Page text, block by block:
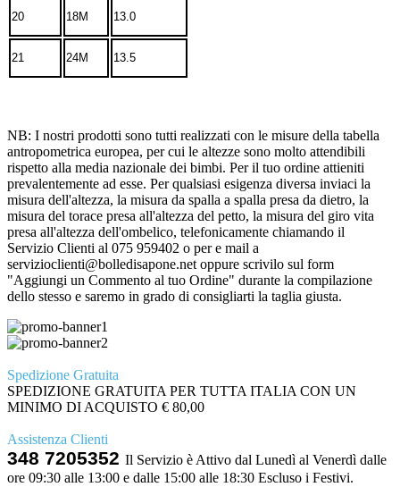
20 18M 13.0
21 24M 13.5
NB: I nostri prodotti sono tutti realizzati con le misure della tabella
antropometrica europea, per cui le altezze sono molto attendibili
rispetto alla media nazionale dei bimbi. Per il tuo ordine attieniti
prevalentemente ad esse. Per qualsiasi esigenza diversa inviaci la
misura dell'altezza, la misura da spalla a spalla presa da dietro, la
misura del torace presa all'altezza del petto, la misura del giro vita
presa all'altezza dell'ombelico, telefonicamente chiamando il
Servizio Clienti al 075 959402 o per e mail a
servizioclienti@bolledisapone.net oppure scrivilo sul form
"Aggiungi un Commento al tuo Ordine" durante la compilazione
dello stesso e saremo in grado di consigliarti la taglia giusta.
Spedizione Gratuita
SPEDIZIONE GRATUITA PER TUTTA ITALIA CON UN
MINIMO DI ACQUISTO € 80,00
Assistenza Clienti
348 7205352 Il Servizio è Attivo dal Lunedì al Venerdì dalle
ore 09:30 alle 13:00 e dalle 15:00 alle 18:30 Escluso i Festivi.